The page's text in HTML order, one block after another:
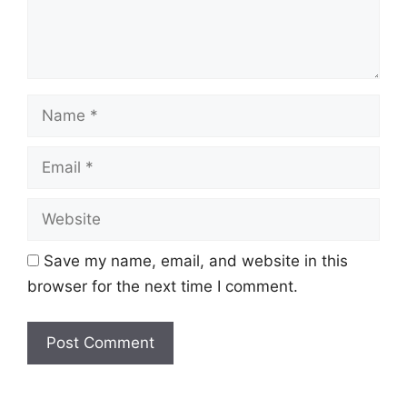
Name
Email
Website
Save my name, email, and website in this
browser for the next time I comment.